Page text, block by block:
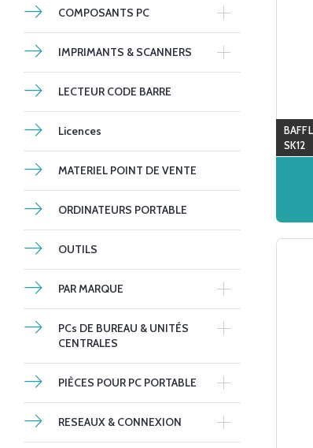
COMPOSANTS PC
IMPRIMANTS & SCANNERS
LECTEUR CODE BARRE
Licences
MATERIEL POINT DE VENTE
ORDINATEURS PORTABLE
OUTILS
PAR MARQUE
PCs DE BUREAU & UNITÉS
CENTRALES
PIÈCES POUR PC PORTABLE
RESEAUX & CONNEXION
SK12